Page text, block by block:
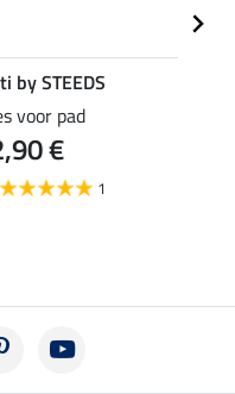
by STEEDS
voor pad
€
1